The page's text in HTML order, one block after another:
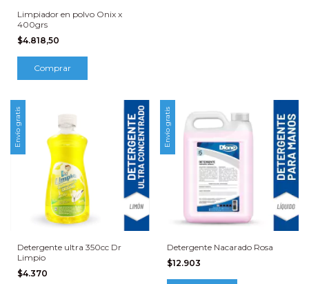
Limpiador en polvo Onix x
400grs
$4.818,50
Envío gratis
Detergente ultra 350cc Dr
Limpio
$4.370
Envío gratis
Detergente Nacarado Rosa
$12.903